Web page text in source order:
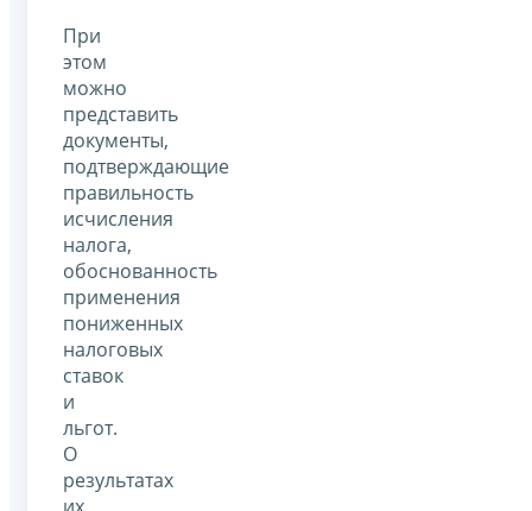
При
этом
можно
представить
документы,
подтверждающие
правильность
исчисления
налога,
обоснованность
применения
пониженных
налоговых
ставок
и
льгот.
О
результатах
их